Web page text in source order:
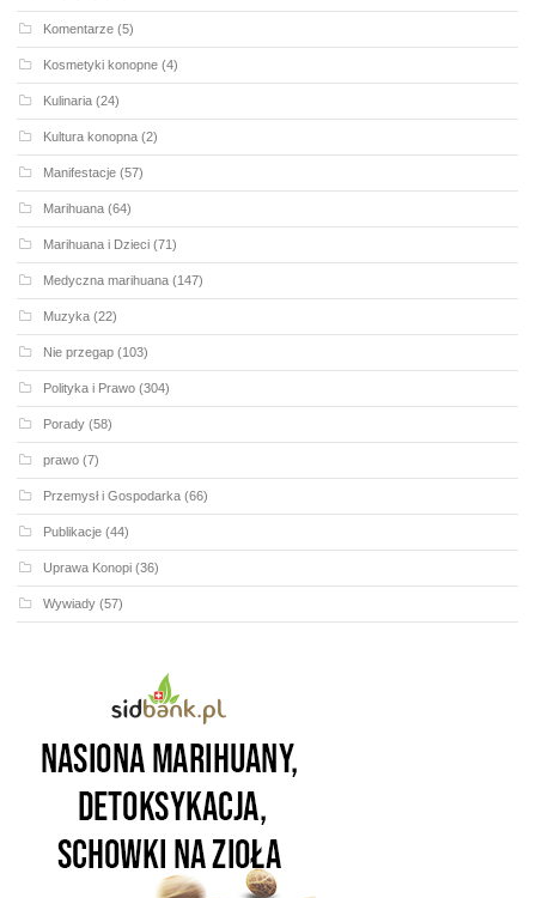
Komentarze (5)
Kosmetyki konopne (4)
Kulinaria (24)
Kultura konopna (2)
Manifestacje (57)
Marihuana (64)
Marihuana i Dzieci (71)
Medyczna marihuana (147)
Muzyka (22)
Nie przegap (103)
Polityka i Prawo (304)
Porady (58)
prawo (7)
Przemysł i Gospodarka (66)
Publikacje (44)
Uprawa Konopi (36)
Wywiady (57)